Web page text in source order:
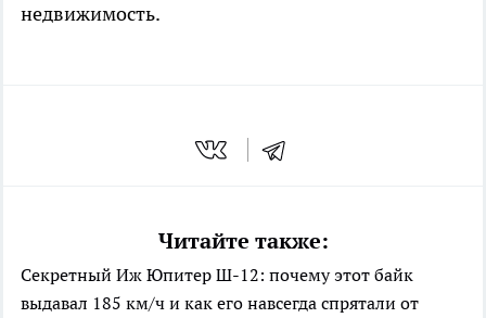
недвижимость.
Читайте также:
Секретный Иж Юпитер Ш-12: почему этот байк
выдавал 185 км/ч и как его навсегда спрятали от